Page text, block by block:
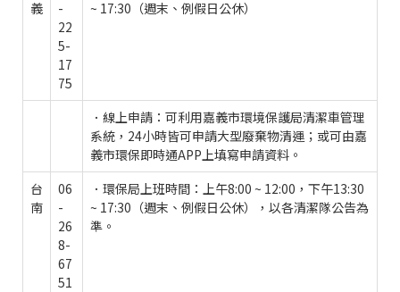
義
-
22
5-
17
75
~ 17:30（週末、例假日公休）
．線上申請：可利用嘉義市環境保護局清潔車管理
系統，24小時皆可申請大型廢棄物清運；或可由嘉
義市環保即時通APP上填寫申請資料。
台
南
06
-
26
8-
67
51
．環保局上班時間：上午8:00 ~ 12:00，下午13:30
~ 17:30（週末、例假日公休），以各清潔隊公告為
準。